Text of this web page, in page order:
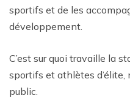
sportifs et de les
développement.
C’est sur quoi travaille la
sportifs et athlètes d’élite,
public.